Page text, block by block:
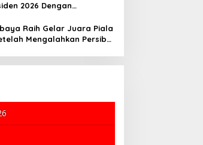
2026 Dengan
Raih Gelar Juara Piala
Mengalahkan Persib